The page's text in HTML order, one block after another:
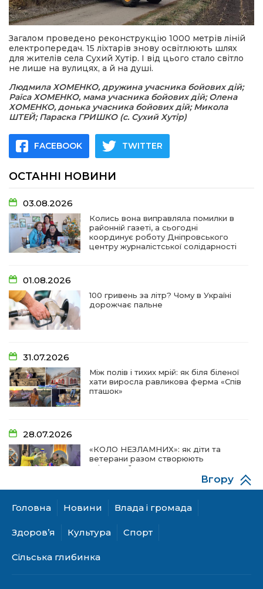
Загалом проведено реконструкцію 1000 метрів ліній
електропередач. 15 ліхтарів знову освітлюють шлях
для жителів села Сухий Хутір. І від цього стало світло
не лише на вулицях, а й на душі.
Людмила ХОМЕНКО, дружина учасника бойових дій;
Раїса ХОМЕНКО, мама учасника бойових дій; Олена
ХОМЕНКО, донька учасника бойових дій; Микола
ШТЕЙ; Параска ГРИШКО (с. Сухий Хутір)
FACEBOOK TWITTER
ОСТАННІ НОВИНИ
03.08.2026
Колись вона виправляла помилки в
районній газеті, а сьогодні
координує роботу Дніпровського
центру журналістської солідарності
01.08.2026
100 гривень за літр? Чому в Україні
дорожчає пальне
31.07.2026
Між полів і тихих мрій: як біля біленої
хати виросла равликова ферма «Спів
пташок»
28.07.2026
«КОЛО НЕЗЛАМНИХ»: як діти та
ветерани разом створюють
унікальний телепроєкт
18.07.2026
Криничанської громади за
Головна Новини Влада і громада
Здоров’я Культура Спорт
Сільська глибинка
Вгору